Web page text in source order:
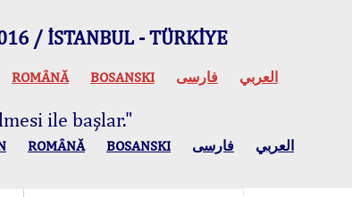
/ İSTANBUL - TÜRKİYE
ROMÂNĂ BOSANSKI العربي فارسی
ile başlar."
ROMÂNĂ BOSANSKI العربي فارسی